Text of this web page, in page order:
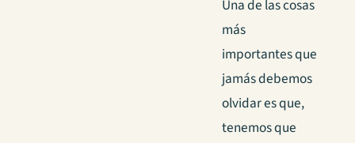
Una de las cosas
más
importantes que
jamás debemos
olvidar es que,
tenemos que